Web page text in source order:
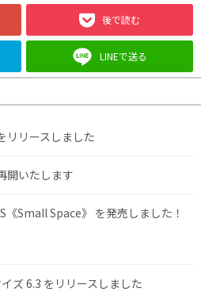
後で読む
LINEで送る
リリースしました
開いたします
《Small Space》 を発売しました！
ズ 6.3 をリリースしました